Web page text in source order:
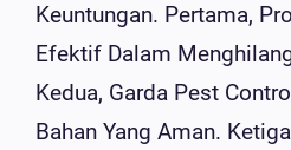
Keuntungan. Pertama,
Efektif Dalam
Kedua, Garda Pest
Bahan Yang Aman.